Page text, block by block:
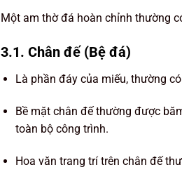
Một am thờ đá hoàn chỉnh thường
3.1. Chân đế (Bệ đá)
Là phần đáy của miếu, thường
Bề mặt chân đế thường được
toàn bộ công trình.
Hoa văn trang trí trên chân đế